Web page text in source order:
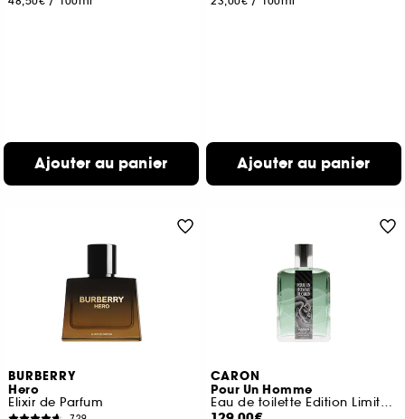
Ajouter au panier Ajouter au panier
BURBERRY
Hero
Elixir de Parfum
CARON
Pour Un Homme
Eau de toilette Edition Limitée Collab Gitana